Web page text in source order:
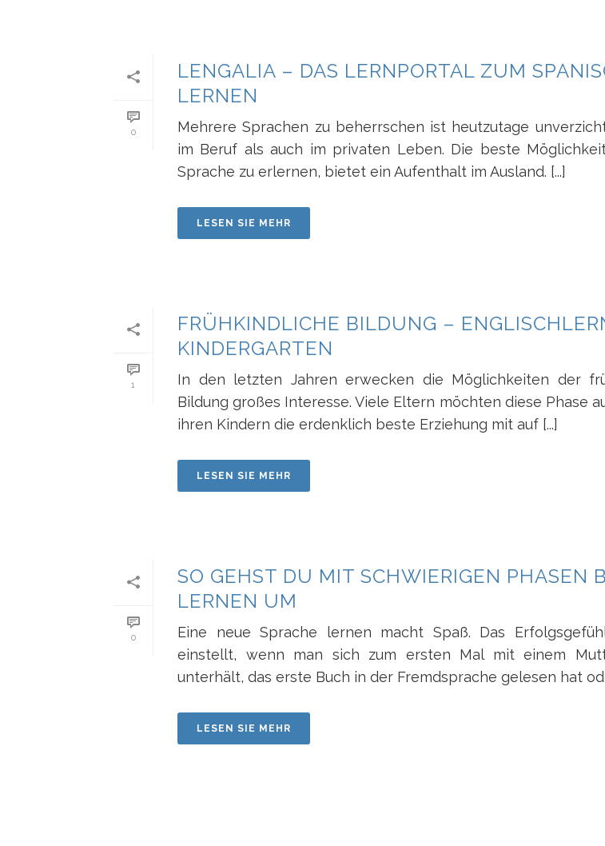
0
LENGALIA – DAS LERNPORTAL ZUM
LERNEN
Mehrere Sprachen zu beherrschen ist heutzutage
im Beruf als auch im privaten Leben. Die beste
Sprache zu erlernen, bietet ein Aufenthalt im Ausland. [...]
LESEN SIE MEHR
1
FRÜHKINDLICHE BILDUNG –
KINDERGARTEN
In den letzten Jahren erwecken die Möglichkeiten der
Bildung großes Interesse. Viele Eltern möchten diese Phase
ihren Kindern die erdenklich beste Erziehung mit auf [...]
LESEN SIE MEHR
0
SO GEHST DU MIT SCHWIERIGEN PHASEN
LERNEN UM
Eine neue Sprache lernen macht Spaß. Das
einstellt, wenn man sich zum ersten Mal mit einem
unterhält, das erste Buch in der Fremdsprache gelesen hat
LESEN SIE MEHR